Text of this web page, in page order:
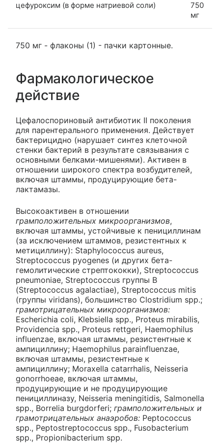
цефуроксим (в форме натриевой соли)
750
мг
750 мг - флаконы (1) - пачки картонные.
Фармакологическое
действие
Цефалоспориновый антибиотик II поколения
для парентерального применения. Действует
бактерицидно (нарушает синтез клеточной
стенки бактерий в результате связывания с
основными белками-мишенями). Активен в
отношении широкого спектра возбудителей,
включая штаммы, продуцирующие бета-
лактамазы.
Высокоактивен в отношении
грамположительных микроорганизмов,
включая штаммы, устойчивые к пенициллинам
(за исключением штаммов, резистентных к
метициллину): Staphylococcus aureus,
Streptococcus pyogenes (и других бета-
гемолитические стрептококки), Streptococcus
pneumoniae, Streptococcus группы В
(Streptococcus agalactiae), Streptococcus mitis
(группы viridans), большинство Clostridium spp.;
грамотрицательных микроорганизмов:
Escherichia coli, Klebsiella spp., Proteus mirabilis,
Providencia spp., Proteus rettgeri, Haemophilus
influenzae, включая штаммы, резистентные к
ампициллину; Haemophilus parainfluenzae,
включая штаммы, резистентные к
ампициллину; Moraxella catarrhalis, Neisseria
gonorrhoeae, включая штаммы,
продуцирующие и не продуцирующие
пенициллиназу, Neisseria meningitidis, Salmonella
spp., Borrelia burgdorferi; грамположительных и
грамотрицательных анаэробов: Peptococcus
spp., Peptostreptococcus spp., Fusobacterium
spp., Propionibacterium spp.